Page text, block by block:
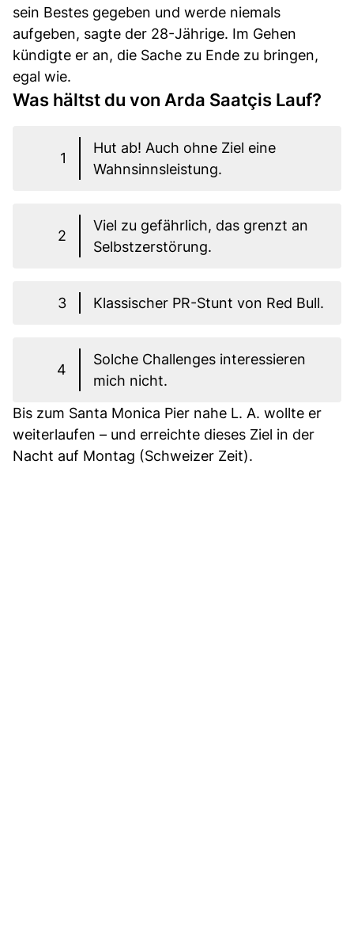
sein Bestes gegeben und werde niemals
aufgeben, sagte der 28-Jährige. Im Gehen
kündigte er an, die Sache zu Ende zu bringen,
egal wie.
Was hältst du von Arda Saatçis Lauf?
1
Hut ab! Auch ohne Ziel eine
Wahnsinnsleistung.
2
Viel zu gefährlich, das grenzt an
Selbstzerstörung.
3 Klassischer PR-Stunt von Red Bull.
4
Solche Challenges interessieren
mich nicht.
Bis zum Santa Monica Pier nahe L. A. wollte er
weiterlaufen – und erreichte dieses Ziel in der
Nacht auf Montag (Schweizer Zeit).